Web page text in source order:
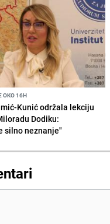
OKO 16H
Kunić održala lekciju
Dodiku:
silno neznanje"